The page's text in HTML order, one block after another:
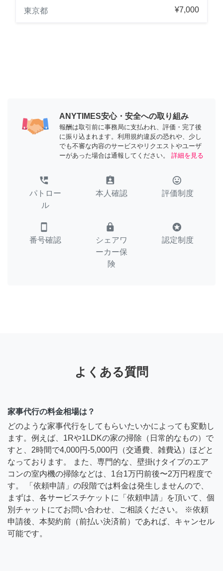
東京都
¥7,000
ANYTIMES安心・安全への取り組み
報酬は取引前に事務局に支払われ、評価・完了後
に振り込まれます。利用規約違反の恐れや、少し
でも不審な内容のサービスやリクエストやユーザ
ーがあった場合は通報してください。
詳細を見る
perm_phone_msg
パトロー
ル
assignment_ind
本人確認
tag_faces
評価制度
smartphone
番号確認
lock
シェアワ
ーカー保
険
stars
認定制度
よくある質問
家事代行の料金相場は？
どのような家事代行をしてもらいたいかによっても変動し
ます。例えば、1Rや1LDKの家の掃除（日常的なもの）で
すと、2時間で4,000円-5,000円（交通費、雑費込）ほどと
なっております。 また、専門的な、壁掛けタイプのエア
コンの室内機の掃除などは、1台1万円前後〜2万円程度で
す。 「依頼申請」の段階では料金は発生しませんので、
まずは、各サービスチケットに「依頼申請」を頂いて、個
別チャットにてお問い合わせ、ご相談ください。 ※依頼
申請後、本契約前（前払い決済前）であれば、キャンセル
可能です。